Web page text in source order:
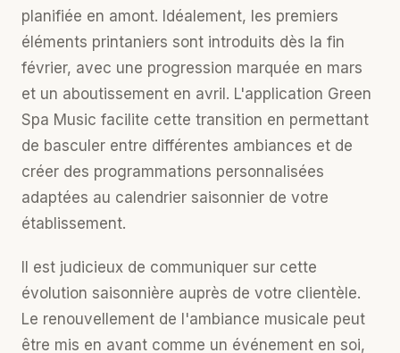
planifiée en amont. Idéalement, les premiers
éléments printaniers sont introduits dès la fin
février, avec une progression marquée en mars
et un aboutissement en avril. L'application Green
Spa Music facilite cette transition en permettant
de basculer entre différentes ambiances et de
créer des programmations personnalisées
adaptées au calendrier saisonnier de votre
établissement.
Il est judicieux de communiquer sur cette
évolution saisonnière auprès de votre clientèle.
Le renouvellement de l'ambiance musicale peut
être mis en avant comme un événement en soi,